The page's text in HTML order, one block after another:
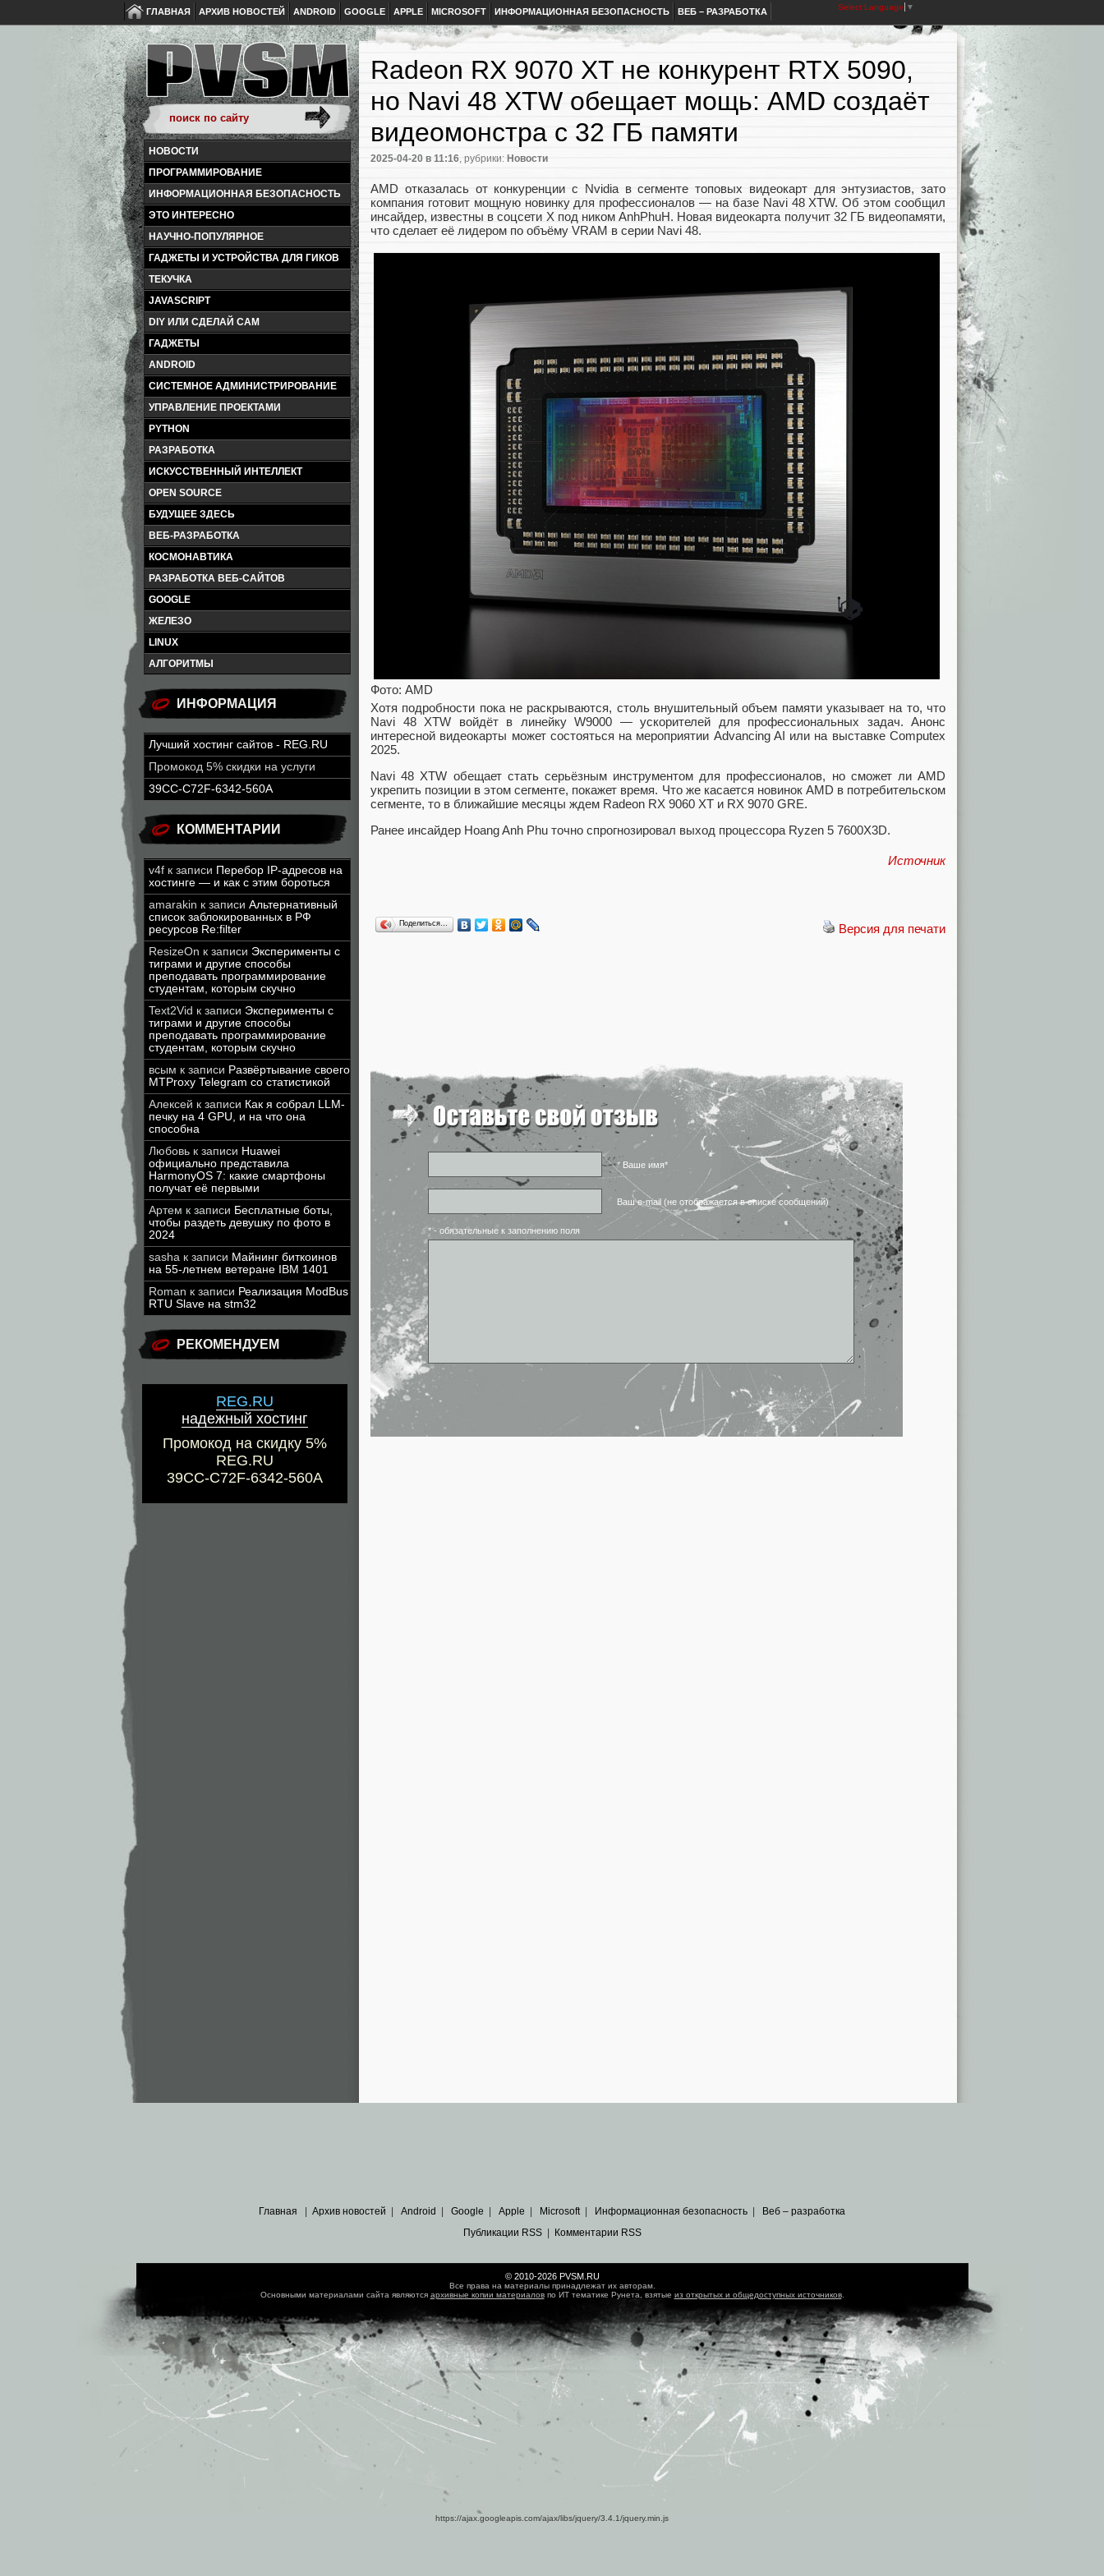
ГЛАВНАЯ АРХИВ НОВОСТЕЙ ANDROID GOOGLE APPLE MICROSOFT ИНФОРМАЦИОННАЯ БЕЗОПАСНОСТЬ ВЕБ – РАЗРАБОТКА Select Language ▼
НОВОСТИ
ПРОГРАММИРОВАНИЕ
ИНФОРМАЦИОННАЯ БЕЗОПАСНОСТЬ
ЭТО ИНТЕРЕСНО
НАУЧНО-ПОПУЛЯРНОЕ
ГАДЖЕТЫ И УСТРОЙСТВА ДЛЯ ГИКОВ
ТЕКУЧКА
JAVASCRIPT
DIY ИЛИ СДЕЛАЙ САМ
ГАДЖЕТЫ
ANDROID
СИСТЕМНОЕ АДМИНИСТРИРОВАНИЕ
УПРАВЛЕНИЕ ПРОЕКТАМИ
PYTHON
РАЗРАБОТКА
ИСКУССТВЕННЫЙ ИНТЕЛЛЕКТ
OPEN SOURCE
БУДУЩЕЕ ЗДЕСЬ
ВЕБ-РАЗРАБОТКА
КОСМОНАВТИКА
РАЗРАБОТКА ВЕБ-САЙТОВ
GOOGLE
ЖЕЛЕЗО
LINUX
АЛГОРИТМЫ
ИНФОРМАЦИЯ
Лучший хостинг сайтов - REG.RU
Промокод 5% скидки на услуги
39CC-C72F-6342-560A
КОММЕНТАРИИ
v4f к записи Перебор IP-адресов на
хостинге — и как с этим бороться
amarakin к записи Альтернативный
список заблокированных в РФ
ресурсов Re:filter
ResizeOn к записи Эксперименты с
тиграми и другие способы
преподавать программирование
студентам, которым скучно
Text2Vid к записи Эксперименты с
тиграми и другие способы
преподавать программирование
студентам, которым скучно
всым к записи Развёртывание своего
MTProxy Telegram со статистикой
Алексей к записи Как я собрал LLM-
печку на 4 GPU, и на что она
способна
Любовь к записи Huawei
официально представила
HarmonyOS 7: какие смартфоны
получат её первыми
Артем к записи Бесплатные боты,
чтобы раздеть девушку по фото в
2024
sasha к записи Майнинг биткоинов
на 55-летнем ветеране IBM 1401
Roman к записи Реализация ModBus
RTU Slave на stm32
РЕКОМЕНДУЕМ
REG.RU
надежный хостинг
Промокод на скидку 5%
REG.RU
39CC-C72F-6342-560A
Radeon RX 9070 XT не конкурент RTX 5090,
но Navi 48 XTW обещает мощь: AMD создаёт
видеомонстра c 32 ГБ памяти
2025-04-20 в 11:16, рубрики: Новости
AMD отказалась от конкуренции с Nvidia в сегменте топовых видеокарт для энтузиастов, зато
компания готовит мощную новинку для профессионалов — на базе Navi 48 XTW. Об этом сообщил
инсайдер, известны в соцсети Х под ником AnhPhuH. Новая видеокарта получит 32 ГБ видеопамяти,
что сделает её лидером по объёму VRAM в серии Navi 48.
Фото: AMD
Хотя подробности пока не раскрываются, столь внушительный объем памяти указывает на то, что
Navi 48 XTW войдёт в линейку W9000 — ускорителей для профессиональных задач. Анонс
интересной видеокарты может состояться на мероприятии Advancing AI или на выставке Computex
2025.
Navi 48 XTW обещает стать серьёзным инструментом для профессионалов, но сможет ли AMD
укрепить позиции в этом сегменте, покажет время. Что же касается новинок AMD в потребительском
сегменте, то в ближайшие месяцы ждем Radeon RX 9060 XT и RX 9070 GRE.
Ранее инсайдер Hoang Anh Phu точно спрогнозировал выход процессора Ryzen 5 7600X3D.
Источник
Версия для печати
Поделиться…
* Ваше имя*
Ваш e-mail (не отображается в списке сообщений)
* - обязательные к заполнению поля
Главная Архив новостей Android Google Apple Microsoft| Информационная безопасность
Веб – разработка
Публикации RSS| Комментарии RSS
© 2010-2026 PVSM.RU
Все права на материалы принадлежат их авторам.
Основными материалами сайта являются архивные копии материаловпо ИТ тематике Рунета, взятые из открытых и общедоступных источников.
https://ajax.googleapis.com/ajax/libs/jquery/3.4.1/jquery.min.js